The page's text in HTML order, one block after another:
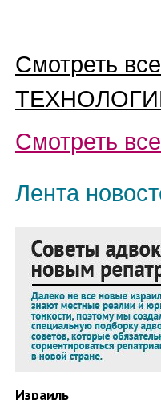
Смотреть
Смотреть все
Лента
Израиль